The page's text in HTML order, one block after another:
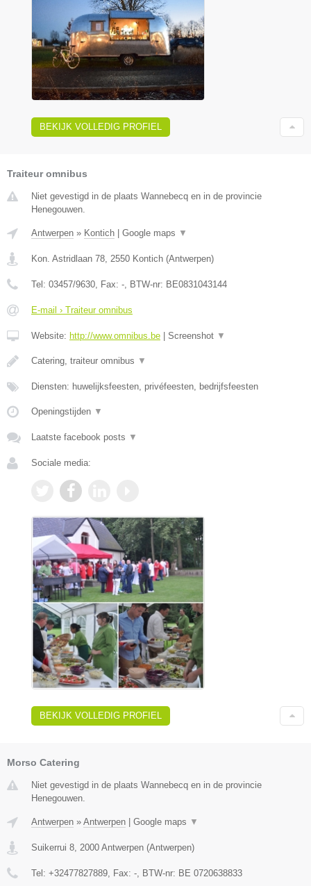
BEKIJK VOLLEDIG PROFIEL
Traiteur omnibus
Niet gevestigd in de plaats Wannebecq en in de provincie
Henegouwen.
Antwerpen » Kontich | Google maps ▼
Kon. Astridlaan 78 2550 Kontich (Antwerpen)
Tel: 03457/9630 , Fax: - , BTW-nr: BE0831043144
E-mail › Traiteur omnibus
Website: http://www.omnibus.be | Screenshot ▼
Catering, traiteur omnibus ▼
Diensten: huwelijksfeesten, privéfeesten, bedrijfsfeesten
Openingstijden ▼
Laatste facebook posts ▼
Sociale media:
BEKIJK VOLLEDIG PROFIEL
Morso Catering
Niet gevestigd in de plaats Wannebecq en in de provincie
Henegouwen.
Antwerpen » Antwerpen | Google maps ▼
Suikerrui 8 2000 Antwerpen (Antwerpen)
Tel: +32477827889 , Fax: - , BTW-nr: BE 0720638833